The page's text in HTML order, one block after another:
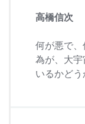
高橋信次
何が悪で
為が、大
いるかどう